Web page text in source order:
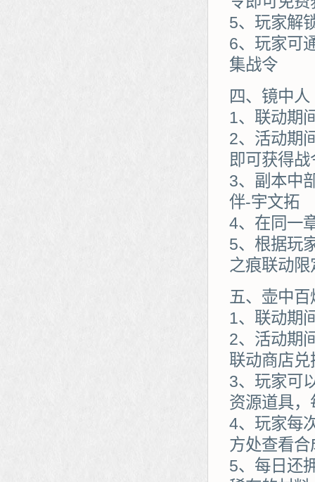
5、玩家解
6、玩家可
集战令
四、镜中人
1、联动期
2、活动期
即可获得
3、副本中
伴-宇文拓
4、在同一
5、根据玩
之痕联动限
五、壶中百
1、联动期
2、活动期
联动商店兑
3、玩家可
资源道具
4、玩家每
方处查看
5、每日还